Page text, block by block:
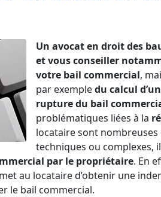
Un avocat en droit des
et vous conseiller
votre bail commercial,
par exempledu calcul
rupture du bail
problématiques liées à la
locataire sont
techniques ou complexes,
par le propriétaire. En
au locataire d’obtenir une
le bail commercial.